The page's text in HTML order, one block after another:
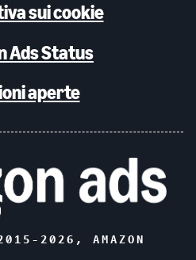
sui cookie
Ads Status
aperte
2026 , AMAZON